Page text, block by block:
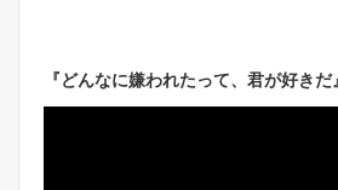
『どんなに嫌われたって、君が好き